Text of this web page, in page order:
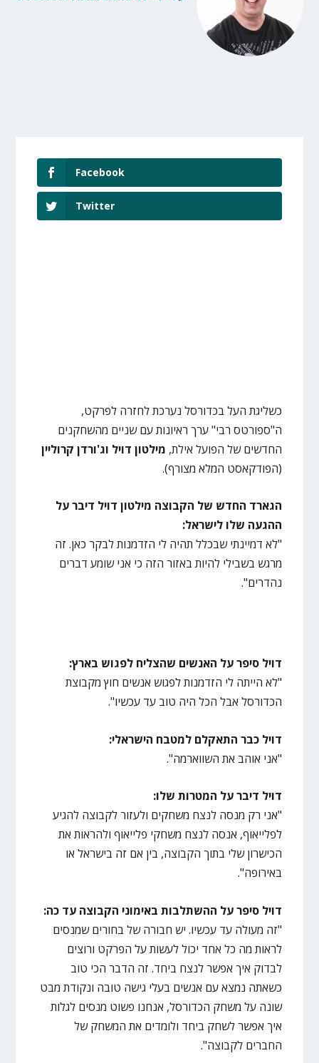
Facebook
Twitter
כשליגת העל בכדורסל נערכת לחזרה לפרקט,
ה"ספורטס רבי" ערך ראיונות עם שניים מהשחקנים
החדשים של הפועל אילת, מילטון דויל וג'ורדן קרוליין
(הפודקאסט המלא מצורף).
הגארד החדש של הקבוצה מילטון דויל דיבר על
ההגעה שלו לישראל:
"לא דמיינתי שבכלל תהיה לי הזדמנות לבקר כאן. זה
מרגש בשבילי להיות באזור הזה כי אני שומע דברים
נהדרים".
דויל סיפר על האנשים שהצליח לפגוש בארץ:
"לא הייתה לי הזדמנות לפגוש אנשים חוץ מקבוצת
הכדורסל אבל הכל היה טוב עד עכשיו".
דויל כבר התאקלם למטבח הישראלי:
"אני אוהב את השווארמה".
דויל דיבר על המטרות שלו:
"אני רק מנסה לנצח משחקים ולעזור לקבוצה להגיע
לפלייאוף, אנסה לנצח משחקי פלייאוף ולהראות את
הכישרון שלי בתוך הקבוצה, בין אם זה בישראל או
באירופה".
דויל סיפר על ההשתלבות באימוני הקבוצה עד כה:
"זה מעולה עד עכשיו. יש חבורה של בחורים שמנסים
לראות מה כל אחד יכול לעשות על הפרקט ורוצים
לבדוק איך אפשר לנצח ביחד. זה הדבר הכי טוב
כשאתה נמצא עם אנשים בעלי גישה טובה ונקודת מבט
שונה על משחק הכדורסל, אנחנו פשוט מנסים לגלות
איך אפשר לשחק ביחד ולומדים את המשחק של
החברים לקבוצה".